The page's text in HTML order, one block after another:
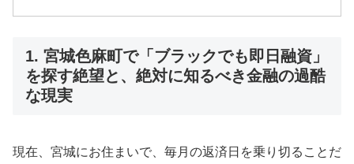
1. 宮城色麻町で「ブラックでも即日融資」
を探す絶望と、絶対に知るべき金融の過酷
な現実
現在、宮城にお住まいで、毎月の返済日を乗り切ることだ